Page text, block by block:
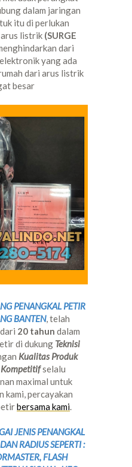
dalam jaringan
itu di perlukan
listrik (SURGE
dari
yang ada
dari arus listrik
besar
PENANGKAL PETIR
BANTEN, telah
20 tahun dalam
di dukung Teknisi
Kualitas Produk
Kompetitifselalu
maximal untuk
kami, percayakan
bersama kami.
JENIS PENANGKAL
RADIUS SEPERTI :
FLASH